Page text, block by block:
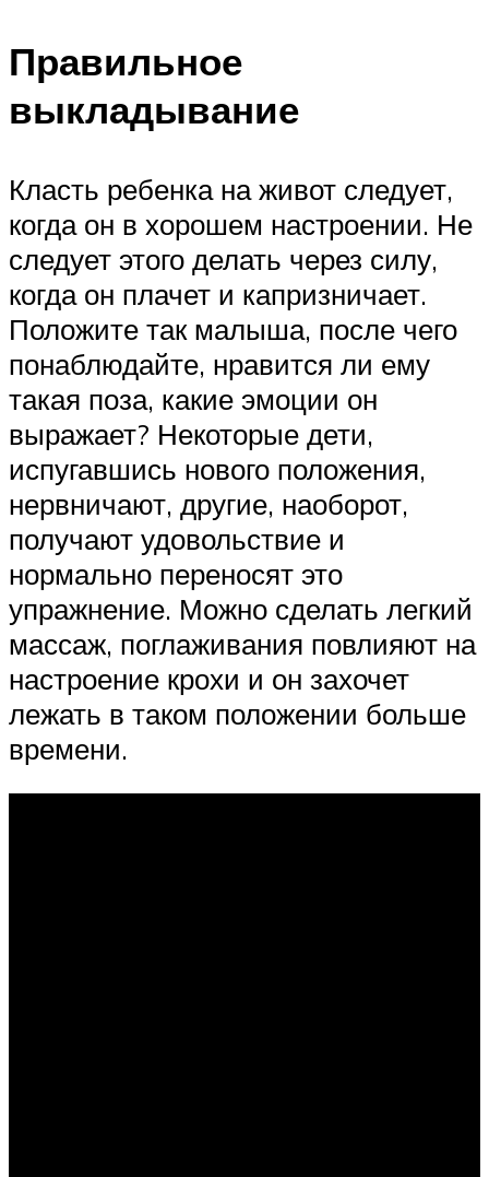
Правильное
выкладывание
Класть ребенка на живот следует,
когда он в хорошем настроении. Не
следует этого делать через силу,
когда он плачет и капризничает.
Положите так малыша, после чего
понаблюдайте, нравится ли ему
такая поза, какие эмоции он
выражает? Некоторые дети,
испугавшись нового положения,
нервничают, другие, наоборот,
получают удовольствие и
нормально переносят это
упражнение. Можно сделать легкий
массаж, поглаживания повлияют на
настроение крохи и он захочет
лежать в таком положении больше
времени.